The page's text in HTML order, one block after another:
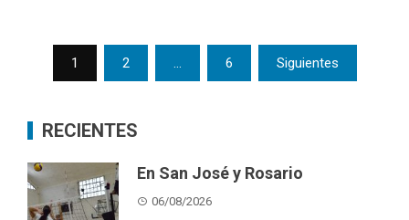
Posts
pagination
1 2 … 6 Siguientes
RECIENTES
En San José y Rosario
06/08/2026